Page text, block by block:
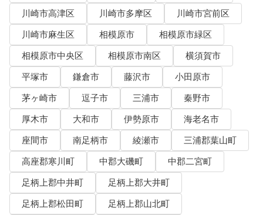
川崎市高津区
川崎市多摩区
川崎市宮前区
川崎市麻生区
相模原市
相模原市緑区
相模原市中央区
相模原市南区
横須賀市
平塚市
鎌倉市 藤沢市
小田原市
茅ヶ崎市
逗子市 三浦市
秦野市
厚木市
大和市 伊勢原市
海老名市
座間市
南足柄市 綾瀬市
三浦郡葉山町
高座郡寒川町
中郡大磯町
中郡二宮町
足柄上郡中井町
足柄上郡大井町
足柄上郡松田町
足柄上郡山北町